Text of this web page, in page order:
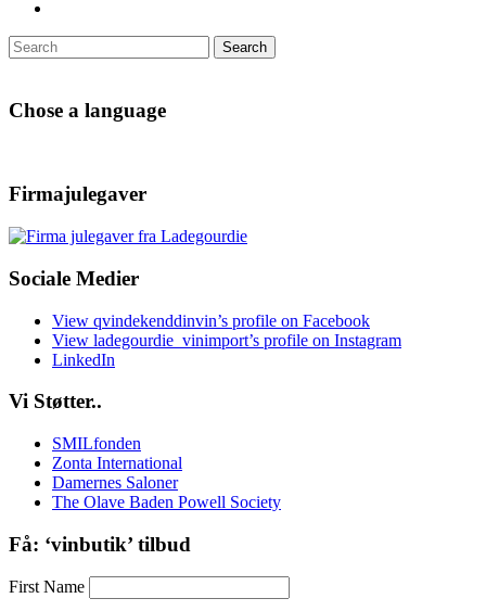
Chose a language
Firmajulegaver
Sociale Medier
View qvindekenddinvin’s profile on Facebook
View ladegourdie_vinimport’s profile on Instagram
LinkedIn
Vi Støtter..
SMILfonden
Zonta International
Damernes Saloner
The Olave Baden Powell Society
Få: ‘vinbutik’ tilbud
First Name